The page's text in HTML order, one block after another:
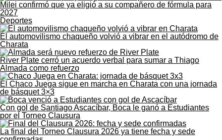
Milei confirmó que ya eligió a su compañero de fórmula para
2027
Deportes
El automovilismo chaqueño volvió a vibrar en el autódromo de
Charata
River Plate cerró un acuerdo verbal para sumar a Thiago
Almada como refuerzo
El Chaco Juega sigue en marcha en Charata con una jornada
de básquet 3×3
Con gol de Santiago Ascacíbar, Boca le ganó a Estudiantes
por el Torneo Clausura
La final del Torneo Clausura 2026 ya tiene fecha y sede